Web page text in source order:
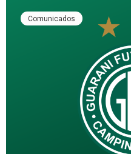
Comunicados